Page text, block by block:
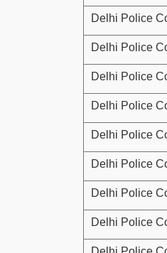
Delhi Police
Delhi Police
Delhi Police
Delhi Police
Delhi Police
Delhi Police
Delhi Police
Delhi Police